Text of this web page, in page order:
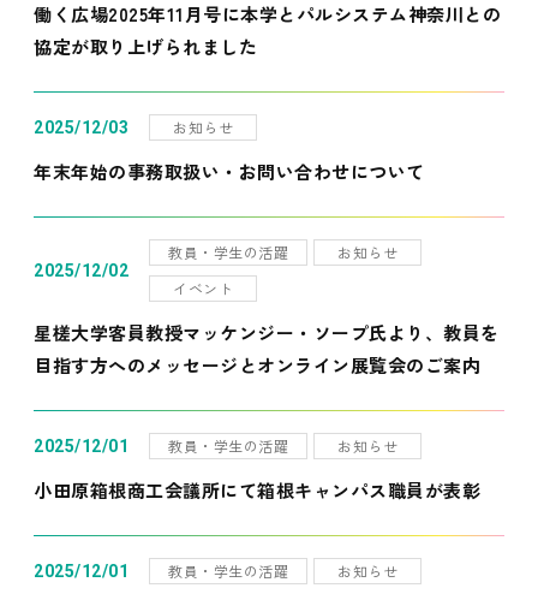
働く広場2025年11月号に本学とパルシステム神奈川との
協定が取り上げられました
2025/12/03 お知らせ
年末年始の事務取扱い・お問い合わせについて
2025/12/02
教員・学生の活躍
お知らせ
イベント
星槎大学客員教授マッケンジー・ソープ氏より、教員を
目指す方へのメッセージとオンライン展覧会のご案内
2025/12/01 教員・学生の活躍 お知らせ
小田原箱根商工会議所にて箱根キャンパス職員が表彰
2025/12/01 教員・学生の活躍 お知らせ